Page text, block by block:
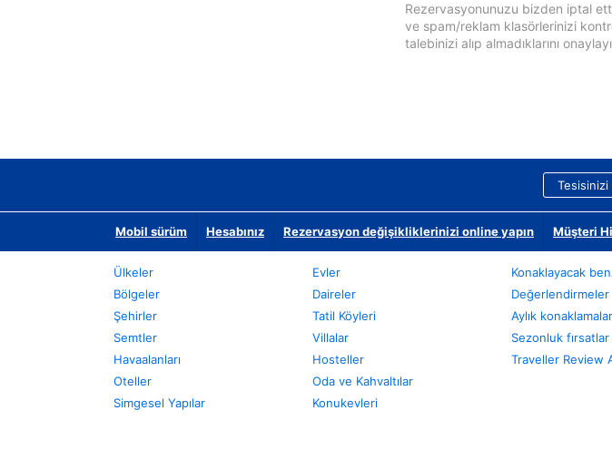
Rezervasyonunuzu bizden iptal
ve spam/reklam klasörlerinizi
talebinizi alıp almadıklarını
Tesisinizi
Mobil sürüm Hesabınız Rezervasyon değişikliklerinizi online yapın Müşteri
Ülkeler
Bölgeler
Şehirler
Semtler
Havaalanları
Oteller
Simgesel Yapılar
Evler
Daireler
Tatil Köyleri
Villalar
Hosteller
Oda ve Kahvaltılar
Konukevleri
Konaklayacak
Değerlendirmeler
Aylık
Sezonluk
Traveller Review